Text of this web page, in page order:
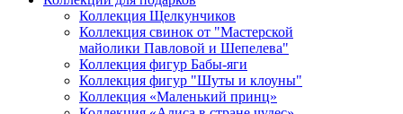
Коллекция Щелкунчиков
Коллекция свинок от "Мастерской
майолики Павловой и Шепелева"
Коллекция фигур Бабы-яги
Коллекция фигур "Шуты и клоуны"
Коллекция «Маленький принц»